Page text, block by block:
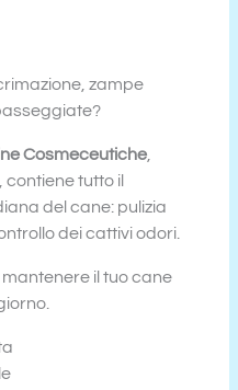
zampe
Cosmeceutiche,
tutto il
del cane: pulizia
dei cattivi odori.
il tuo cane